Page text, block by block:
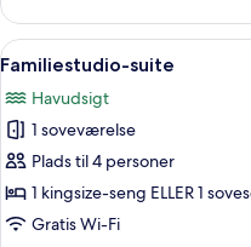
-
køkken
Indlæs
alle
billeder
af
Familiestudio-
suite
11
Familiestudio-suite
Havudsigt
1 soveværelse
Plads til 4 personer
1 kingsize-seng ELLER 1
Gratis Wi-Fi